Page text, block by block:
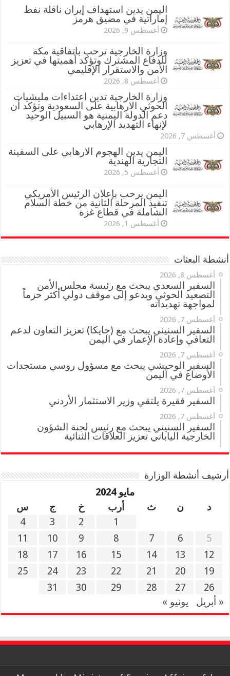
اليمن يدين استهداف إيران ناقلة نفط
إماراتية في مضيق هرمز
أغسطس 9, 2026
وزارة الخارجية ترحب باتفاقية مكة
للدفاع المشترك وتؤكد أهميتها في تعزيز
الأمن والاستقرار الإقليمي
أغسطس 8, 2026
وزارة الخارجية تدين اعتداءات مليشيات
الحوثي الارهابية على السعودية وتؤكد أن
دعم الدولة اليمنية هو السبيل الوحيد
لإنهاء التهديد الإرهابي
أغسطس 7, 2026
اليمن يدين الهجوم الارهابي على السفينة
التجارية الهندية
أغسطس 5, 2026
اليمن يرحب بإعلان الرئيس الأمريكي
تنفيذ المرحلة الثانية من خطة السلام
الشاملة في قطاع غزة
أغسطس 1, 2026
أنشطة البعثات
أغسطس 8, 2026
السفير السعدي يبحث مع رئيسة مجلس الأمن
التصعيد الحوثي ويدعو إلى موقف دولي أكثر حزماً
لمواجهة تهديداته
أغسطس 7, 2026
السفير السنيني يبحث مع (جايكا) تعزيز التعاون لدعم
التعافي وإعادة الإعمار في اليمن
أغسطس 7, 2026
السفير الوحيشي يبحث مع مسؤول روسي مستجدات
الأوضاع في اليمن
أغسطس 7, 2026
السفير فقيرة يلتقي وزير الاستثمار الأردني
أغسطس 7, 2026
السفير السنيني يبحث مع رئيس لجنة الشؤون
الخارجية الياباني تعزيز العلاقات الثنائية
أرشيف أنشطة الوزارة
مايو 2024
د
ن ث أرب خ ج
س
1
2
3
4
5
6
7
8
9
10
11
12
13
14
15
16
17
18
19
20
21
22
23
24
25
26
27
28
29
30
31
« أبريل
يونيو »